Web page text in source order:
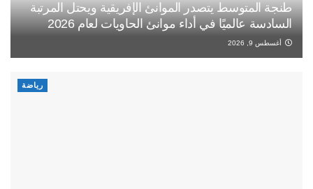
طنجة المتوسط يتصدر الموانئ الإفريقية ويحتل المرتبة
السادسة عالميًا في أداء موانئ الحاويات لعام 2026
أغسطس 9, 2026
رياضة